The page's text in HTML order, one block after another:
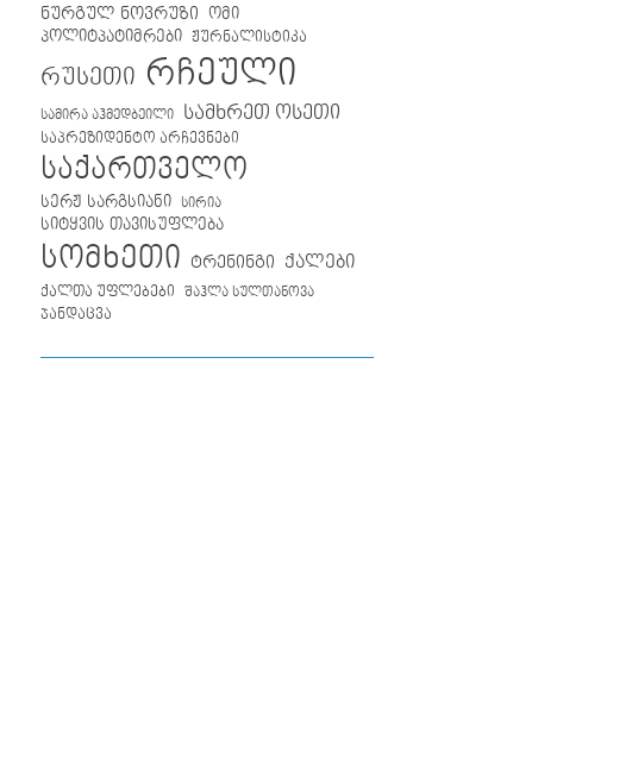
ნურგულ ნოვრუზი ომი
პოლიტპატიმრები ჟურნალისტიკა
რუსეთი რჩეული
სამირა აჰმედბეილი სამხრეთ ოსეთი
საპრეზიდენტო არჩევნები
საქართველო
სერჟ სარგსიანი სირია
სიტყვის თავისუფლება
სომხეთი ტრენინგი ქალები
ქალთა უფლებები შაჰლა სულთანოვა
ჯანდაცვა